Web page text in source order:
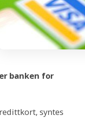
banken for
syntes